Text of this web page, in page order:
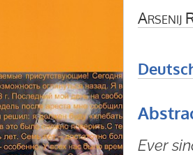
Arsenij
Ever